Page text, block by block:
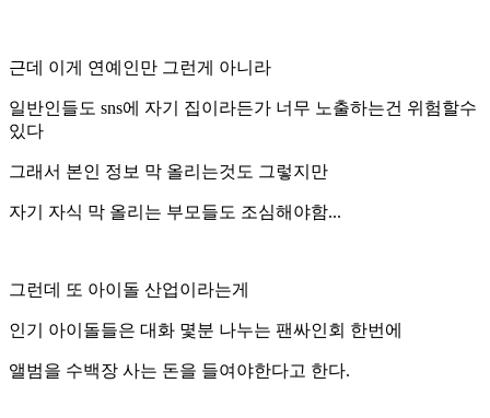
근데 이게 연예인만 그런게 아니라
일반인들도 sns에 자기 집이라든가 너무 노출하는건 위험할수
있다
그래서 본인 정보 막 올리는것도 그렇지만
자기 자식 막 올리는 부모들도 조심해야함...
그런데 또 아이돌 산업이라는게
인기 아이돌들은 대화 몇분 나누는 팬싸인회 한번에
앨범을 수백장 사는 돈을 들여야한다고 한다.